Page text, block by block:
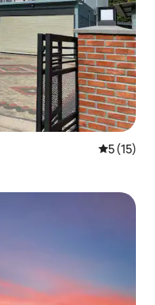
5 de uma
5 (15)